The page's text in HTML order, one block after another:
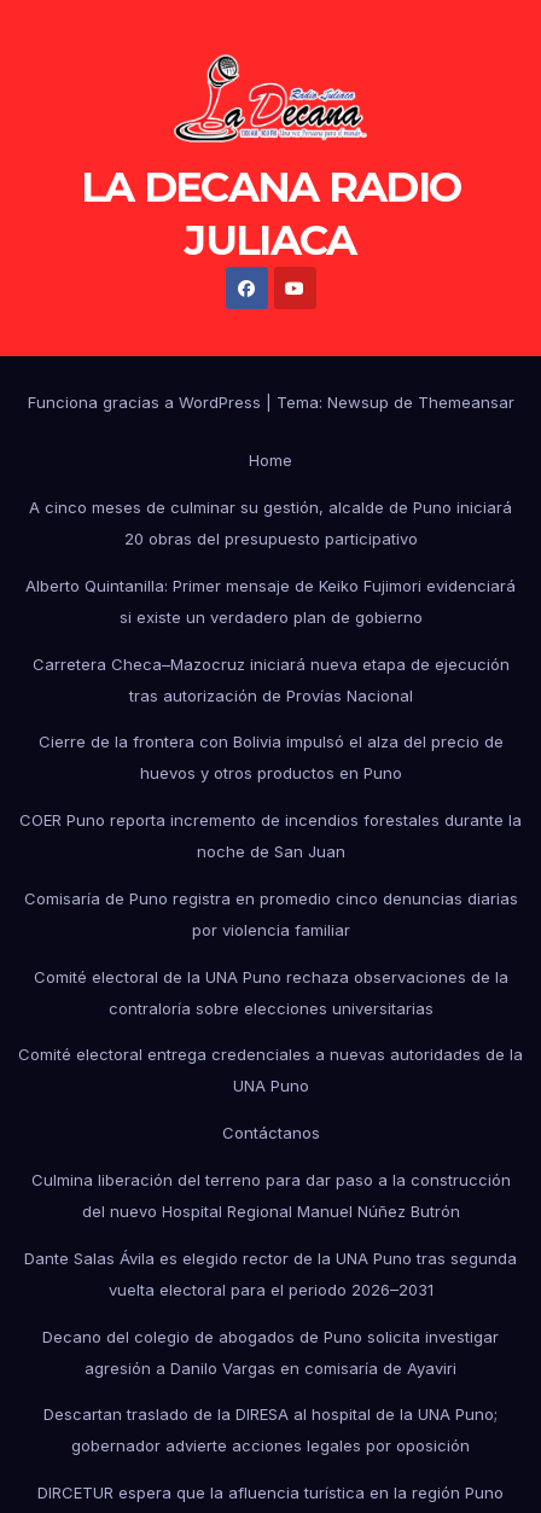
LA DECANA RADIO
JULIACA
Funciona gracias a WordPress Tema: Newsup de Themeansar
Home
A cinco meses de culminar su gestión, alcalde de Puno iniciará
20 obras del presupuesto participativo
Alberto Quintanilla: Primer mensaje de Keiko Fujimori evidenciará
si existe un verdadero plan de gobierno
Carretera Checa–Mazocruz iniciará nueva etapa de ejecución
tras autorización de Provías Nacional
Cierre de la frontera con Bolivia impulsó el alza del precio de
huevos y otros productos en Puno
COER Puno reporta incremento de incendios forestales durante la
noche de San Juan
Comisaría de Puno registra en promedio cinco denuncias diarias
por violencia familiar
Comité electoral de la UNA Puno rechaza observaciones de la
contraloría sobre elecciones universitarias
Comité electoral entrega credenciales a nuevas autoridades de la
UNA Puno
Contáctanos
Culmina liberación del terreno para dar paso a la construcción
del nuevo Hospital Regional Manuel Núñez Butrón
Dante Salas Ávila es elegido rector de la UNA Puno tras segunda
vuelta electoral para el periodo 2026–2031
Decano del colegio de abogados de Puno solicita investigar
agresión a Danilo Vargas en comisaría de Ayaviri
Descartan traslado de la DIRESA al hospital de la UNA Puno;
gobernador advierte acciones legales por oposición
DIRCETUR espera que la afluencia turística en la región Puno